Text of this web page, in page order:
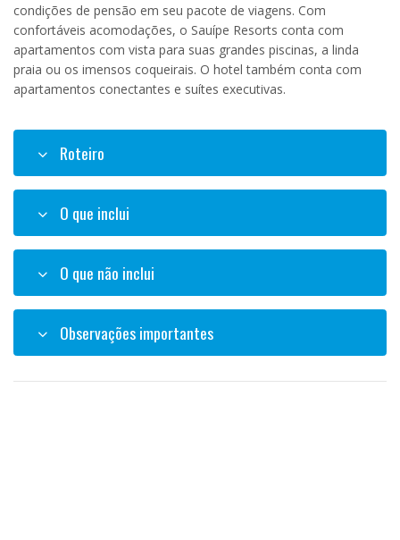
condições de pensão em seu pacote de viagens. Com
confortáveis acomodações, o Sauípe Resorts conta com
apartamentos com vista para suas grandes piscinas, a linda
praia ou os imensos coqueirais. O hotel também conta com
apartamentos conectantes e suítes executivas.
Roteiro
O que inclui
O que não inclui
Observações importantes